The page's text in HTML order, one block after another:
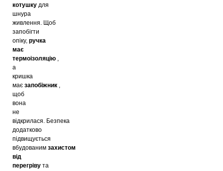
котушку для
шнура
живлення. Щоб
запобігти
опіку, ручка
має
термоізоляцію
а
кришка
має запобіжник
щоб
вона
не
відкрилася. Безпека
додатково
підвищується
вбудованим захистом
від
перегріву та